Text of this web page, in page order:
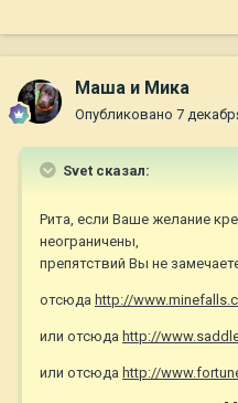
Маша и Мика
Опубликовано 7
Svet сказал:
Рита, если Ваше желание
неограничены,
препятствий Вы не
отсюда http://
или отсюда http://
или отсюда http://